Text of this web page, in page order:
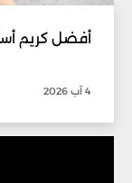
أفضل كريم
4 آب 2026